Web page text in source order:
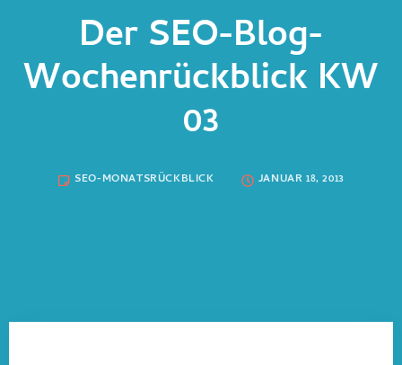
Der SEO-Blog-
Wochenrückblick KW
03
SEO-MONATSRÜCKBLICK JANUAR 18, 2013